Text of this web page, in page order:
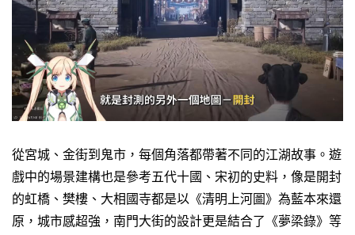
從宮城、金街到鬼市，每個角落都帶著不同的江湖故事 。 遊
戲中的場景建構也是參考五代十國、宋初的史料，像是開封
的虹橋、樊樓、大相國寺都是以《清明上河圖》為藍本來還
原，城市感超強，南門大街的設計更是結合了《夢梁錄》等